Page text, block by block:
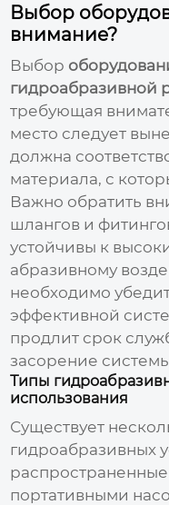
Выбор
внимание?
Выбор
гидроабразивной
требующая
место следует
должна
материала, с
Важно обратить
шлангов и
устойчивы к
абразивному
необходимо
эффективной
продлит срок
засорение
Типы
использования
Существует
гидроабразивных
портативными